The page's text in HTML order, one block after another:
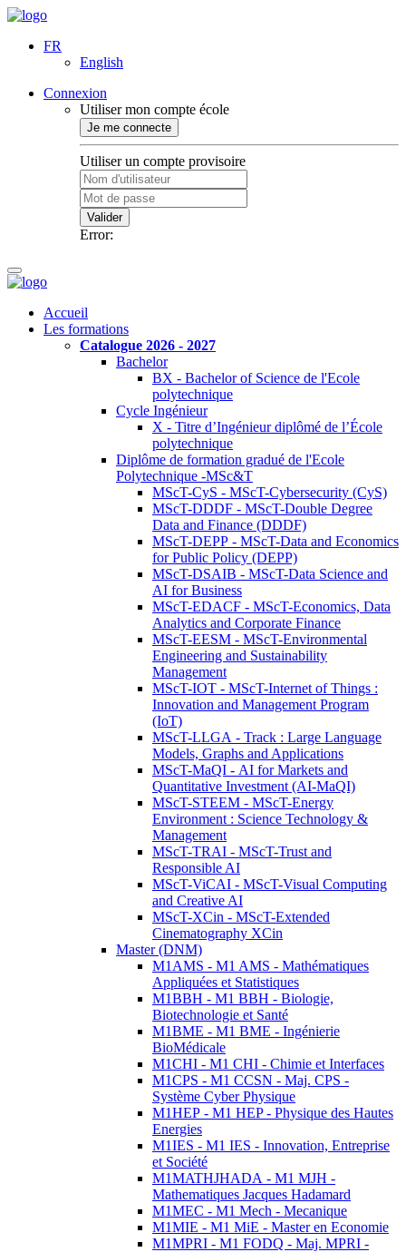
FR
English
Connexion
Utiliser mon compte école
Je me connecte
Utiliser un compte provisoire
Valider
Error:
Accueil
Les formations
Catalogue 2026 - 2027
Bachelor
BX - Bachelor of Science de l'Ecole
polytechnique
Cycle Ingénieur
X - Titre d’Ingénieur diplômé de l’École
polytechnique
Diplôme de formation gradué de l'Ecole
Polytechnique -MSc&T
MScT-CyS - MScT-Cybersecurity (CyS)
MScT-DDDF - MScT-Double Degree
Data and Finance (DDDF)
MScT-DEPP - MScT-Data and Economics
for Public Policy (DEPP)
MScT-DSAIB - MScT-Data Science and
AI for Business
MScT-EDACF - MScT-Economics, Data
Analytics and Corporate Finance
MScT-EESM - MScT-Environmental
Engineering and Sustainability
Management
MScT-IOT - MScT-Internet of Things :
Innovation and Management Program
(IoT)
MScT-LLGA - Track : Large Language
Models, Graphs and Applications
MScT-MaQI - AI for Markets and
Quantitative Investment (AI-MaQI)
MScT-STEEM - MScT-Energy
Environment : Science Technology &
Management
MScT-TRAI - MScT-Trust and
Responsible AI
MScT-ViCAI - MScT-Visual Computing
and Creative AI
MScT-XCin - MScT-Extended
Cinematography XCin
Master (DNM)
M1AMS - M1 AMS - Mathématiques
Appliquées et Statistiques
M1BBH - M1 BBH - Biologie,
Biotechnologie et Santé
M1BME - M1 BME - Ingénierie
BioMédicale
M1CHI - M1 CHI - Chimie et Interfaces
M1CPS - M1 CCSN - Maj. CPS -
Système Cyber Physique
M1HEP - M1 HEP - Physique des Hautes
Energies
M1IES - M1 IES - Innovation, Entreprise
et Société
M1MATHJHADA - M1 MJH -
Mathematiques Jacques Hadamard
M1MEC - M1 Mech - Mecanique
M1MIE - M1 MiE - Master en Economie
M1MPRI - M1 FODQ - Maj. MPRI -